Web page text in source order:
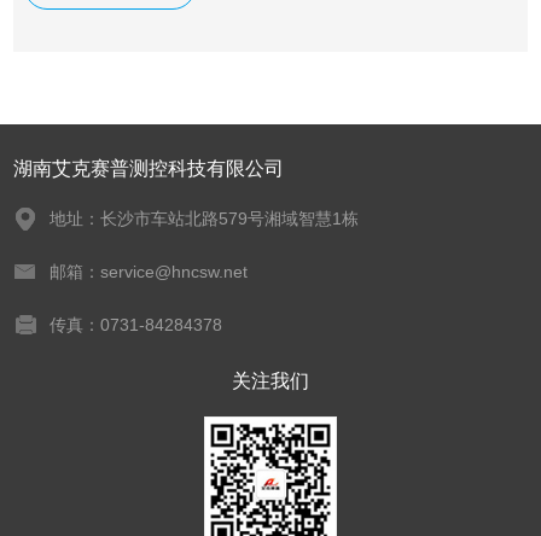
湖南艾克赛普测控科技有限公司
地址：长沙市车站北路579号湘域智慧1栋
邮箱：service@hncsw.net
传真：0731-84284378
关注我们